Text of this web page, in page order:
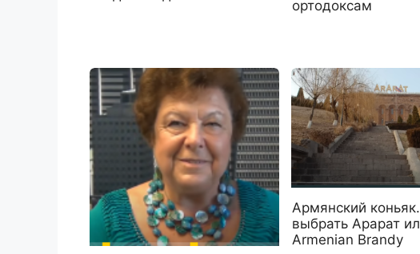
ортодоксам
Армянский
выбрать Арарат
Armenian Brandy